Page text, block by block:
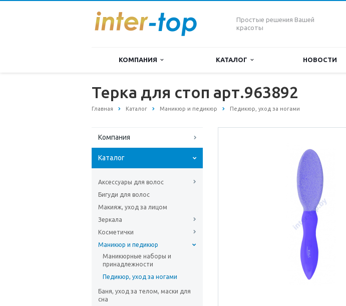
Простые решения Вашей
красоты
КОМПАНИЯ КАТАЛОГ НОВОСТИ
Терка для стоп арт.963892
Главная Каталог Маникюр и педикюр Педикюр, уход за ногами
Компания
Каталог
Аксессуары для волос
Бигуди для волос
Макияж, уход за лицом
Зеркала
Косметички
Маникюр и педикюр
Маникюрные наборы и
принадлежности
Педикюр, уход за ногами
Баня, уход за телом, маски для
сна